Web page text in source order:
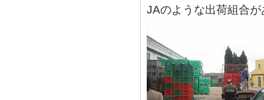
JAのような出荷組合が